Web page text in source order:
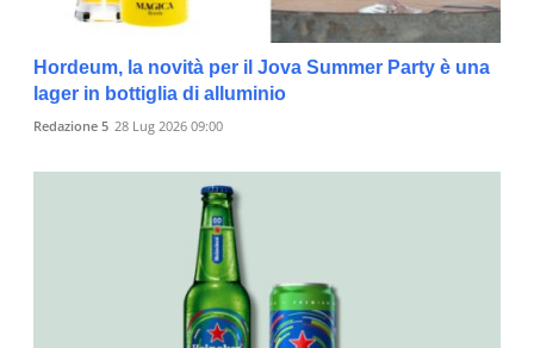
Hordeum, la novità per il Jova Summer Party è una
lager in bottiglia di alluminio
Redazione 5 28 Lug 2026 09:00